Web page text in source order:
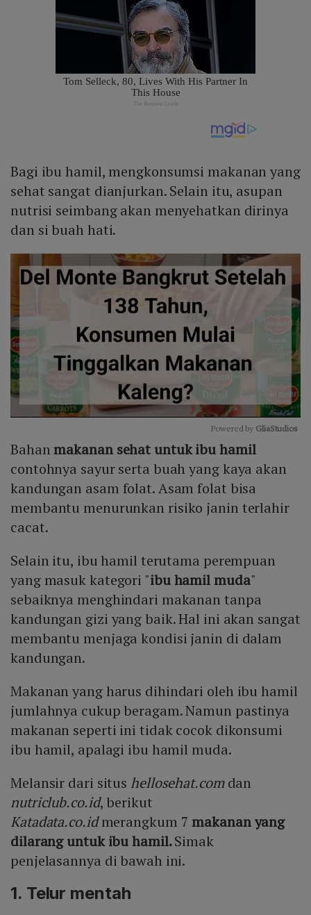
Bagi ibu hamil, mengkonsumsi makanan yang
sehat sangat dianjurkan. Selain itu, asupan
nutrisi seimbang akan menyehatkan dirinya
dan si buah hati.
Mute
Powered by GliaStudios
Bahanmakanan sehat untuk ibu hamil
contohnya sayur serta buah yang kaya akan
kandungan asam folat. Asam folat bisa
membantu menurunkan risiko janin terlahir
cacat.
Selain itu, ibu hamil terutama perempuan
yang masuk kategori "ibu hamil muda"
sebaiknya menghindari makanan tanpa
kandungan gizi yang baik. Hal ini akan sangat
membantu menjaga kondisi janin di dalam
kandungan.
Makanan yang harus dihindari oleh ibu hamil
jumlahnya cukup beragam. Namun pastinya
makanan seperti ini tidak cocok dikonsumi
ibu hamil, apalagi ibu hamil muda.
Melansir dari situs hellosehat.comdan
nutriclub.co.id, berikut
Katadata.co.idmerangkum 7makanan yang
dilarang untuk ibu hamil.Simak
penjelasannya di bawah ini.
1. Telur mentah